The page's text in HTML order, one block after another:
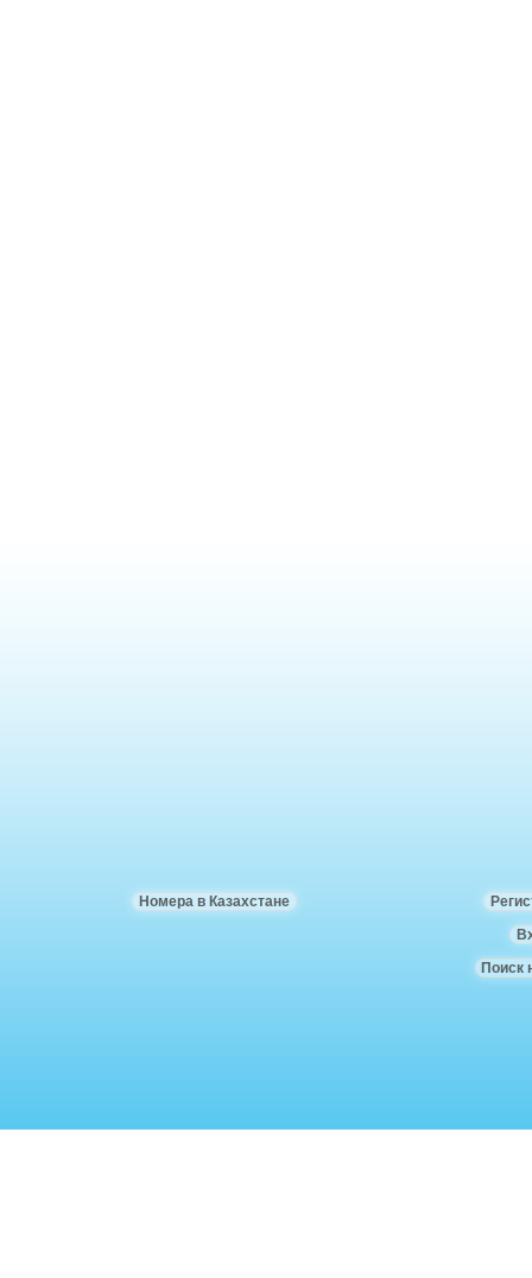
Номера в Казахстане
Поиск